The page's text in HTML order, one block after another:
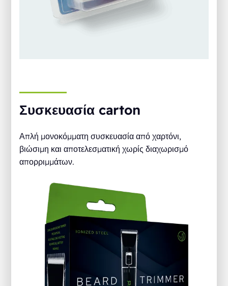
Συσκευασία carton
Απλή μονοκόμματη συσκευασία από χαρτόνι,
βιώσιμη και αποτελεσματική χωρίς διαχωρισμό
απορριμμάτων.